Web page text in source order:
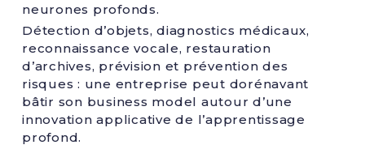
neurones profonds.
Détection d’objets, diagnostics médicaux,
reconnaissance vocale, restauration
d’archives, prévision et prévention des
risques : une entreprise peut dorénavant
bâtir son business model autour d’une
innovation applicative de l’apprentissage
profond.